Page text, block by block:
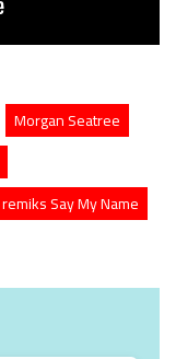
Morgan Seatree
remiks Say My Name